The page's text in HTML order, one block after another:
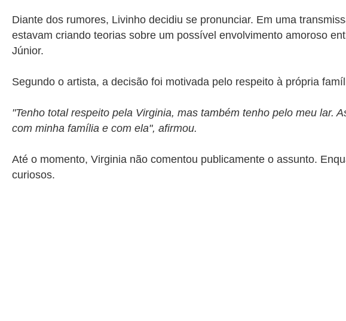
Diante dos rumores, Livinho decidiu se pronunciar. Em uma
estavam criando teorias sobre um possível envolvimento amoroso
Júnior.
Segundo o artista, a decisão foi motivada pelo respeito à própria
"Tenho total respeito pela Virginia, mas também tenho pelo meu lar.
com minha família e com ela", afirmou.
Até o momento, Virginia não comentou publicamente o assunto.
curiosos.